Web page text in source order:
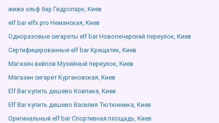
жижа эльф бар Гидропарк, Киев
elf bar elfx pro Неманская, Киев
Одноразовые сигареты elf bar Новопечерский переулок, Киев
Сертифицированные elf bar Крещатик, Киев
Магазин вейпов Музейный переулок, Киев
Магазин сигарет Кургановская, Киев
Elf Bar купить дешево Ковпака, Киев
Elf Bar купить дешево Василия Тютюнника, Киев
Оригинальный elf bar Спортивная площадь, Киев